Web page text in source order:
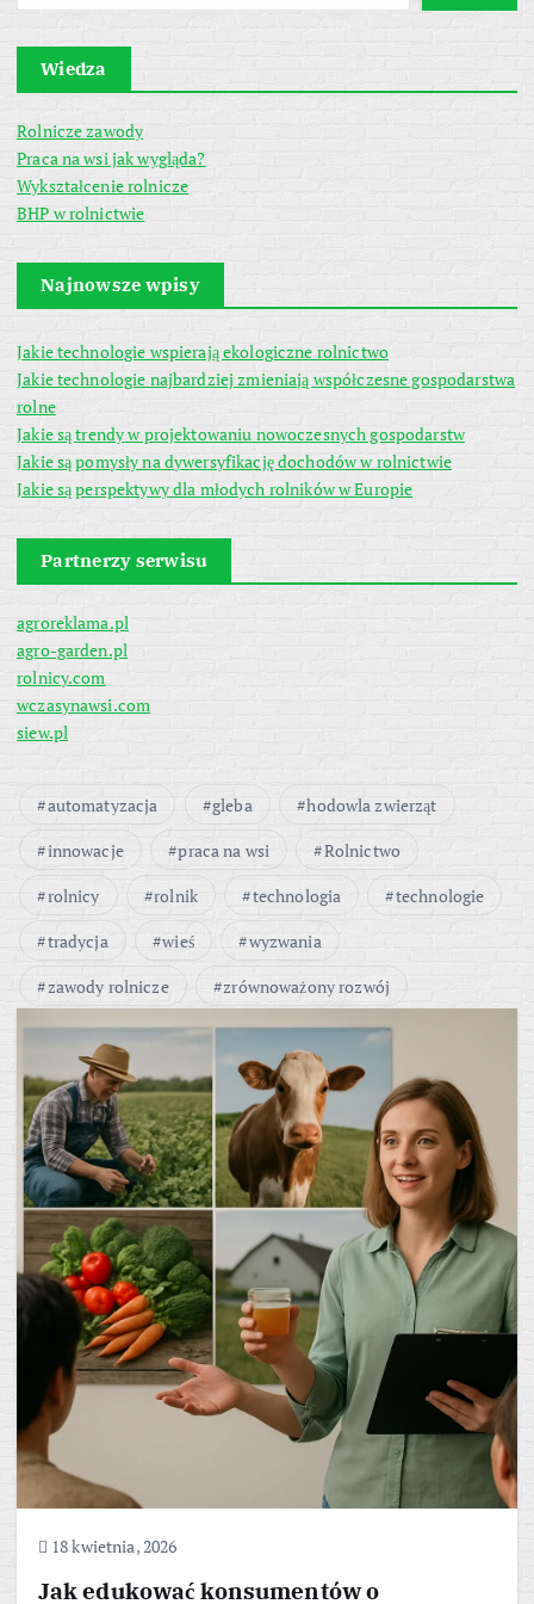
Wiedza
Rolnicze zawody
Praca na wsi jak wygląda?
Wykształcenie rolnicze
BHP w rolnictwie
Najnowsze wpisy
Jakie technologie wspierają ekologiczne rolnictwo
Jakie technologie najbardziej zmieniają współczesne gospodarstwa
rolne
Jakie są trendy w projektowaniu nowoczesnych gospodarstw
Jakie są pomysły na dywersyfikację dochodów w rolnictwie
Jakie są perspektywy dla młodych rolników w Europie
Partnerzy serwisu
agroreklama.pl
agro-garden.pl
rolnicy.com
wczasynawsi.com
siew.pl
automatyzacja gleba
hodowla zwierząt
innowacje
praca na wsi
Rolnictwo
rolnicy
rolnik technologia
technologie
tradycja
wieś
wyzwania
zawody rolnicze
zrównoważony rozwój
18 kwietnia, 2026
Jak edukować konsumentów o